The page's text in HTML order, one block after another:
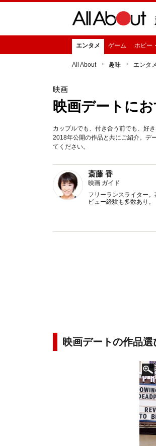
エンタメ ゲーム ホビー
All About 趣味 エンタメ
映画
映画デートに
カップルでも、付き合う前でも、好
2018年公開の作品と共にご紹介。デ
てください。
斎藤 香
映画 ガイド
フリーランスライター
ビュー経験も多数あり。
映画デートの作品